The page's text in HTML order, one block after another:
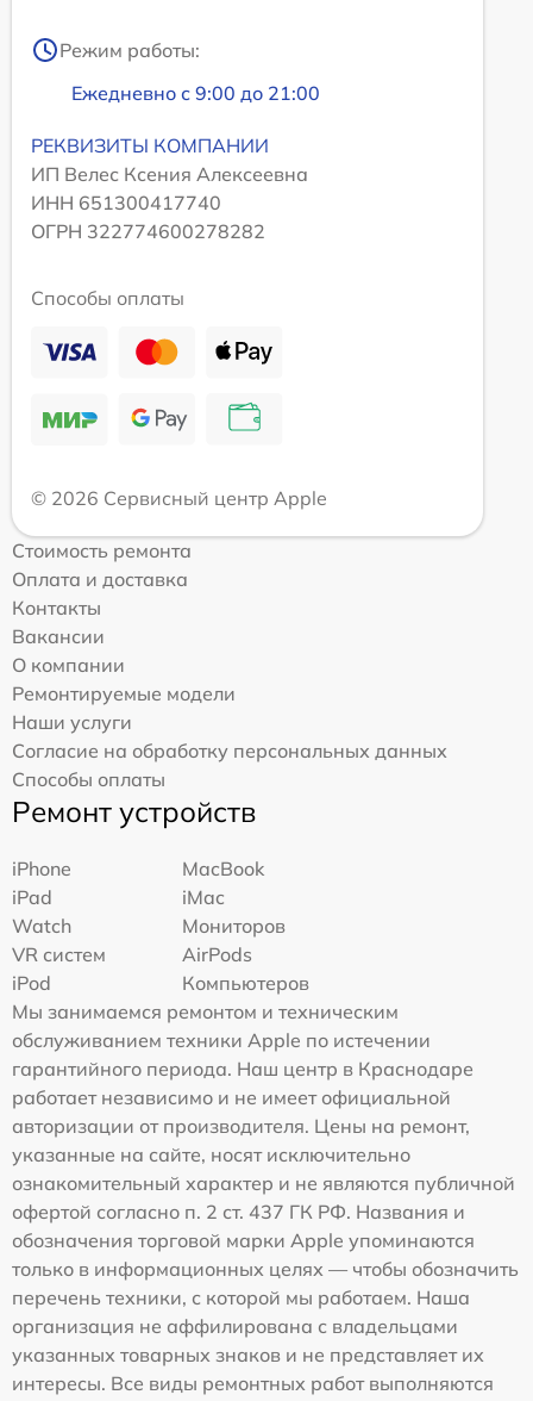
Режим работы:
Ежедневно с 9:00 до 21:00
РЕКВИЗИТЫ КОМПАНИИ
ИП Велес Ксения Алексеевна
ИНН 651300417740
ОГРН 322774600278282
Способы оплаты
© 2026 Сервисный центр Apple
Стоимость ремонта
Оплата и доставка
Контакты
Вакансии
О компании
Ремонтируемые модели
Наши услуги
Согласие на обработку персональных данных
Способы оплаты
Ремонт устройств
iPhone
MacBook
iPad
iMac
Watch
Мониторов
VR систем
AirPods
iPod
Компьютеров
Мы занимаемся ремонтом и техническим
обслуживанием техники Apple по истечении
гарантийного периода. Наш центр в Краснодаре
работает независимо и не имеет официальной
авторизации от производителя. Цены на ремонт,
указанные на сайте, носят исключительно
ознакомительный характер и не являются публичной
офертой согласно п. 2 ст. 437 ГК РФ. Названия и
обозначения торговой марки Apple упоминаются
только в информационных целях — чтобы обозначить
перечень техники, с которой мы работаем. Наша
организация не аффилирована с владельцами
указанных товарных знаков и не представляет их
интересы. Все виды ремонтных работ выполняются